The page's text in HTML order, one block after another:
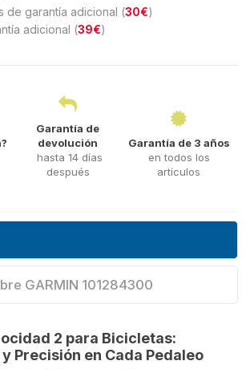
de garantía adicional (30€)
adicional (39€)
Garantía de
devolución
hasta 14 días
después
Garantía de 3 años
en todos los
artículos
GARMIN 101284300
2 para Bicicletas:
Precisión en Cada Pedaleo